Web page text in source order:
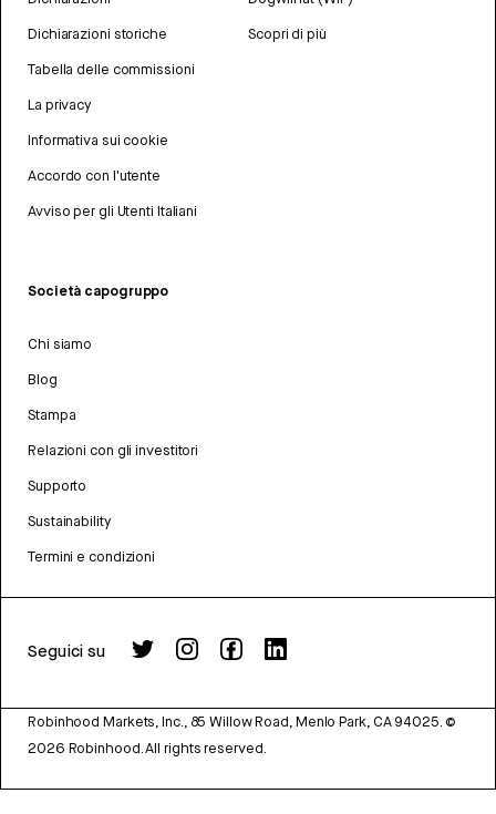
Dichiarazioni storiche
Tabella delle commissioni
La privacy
Informativa sui cookie
Accordo con l'utente
Avviso per gli Utenti Italiani
Scopri di più
Società capogruppo
Chi siamo
Blog
Stampa
Relazioni con gli investitori
Supporto
Sustainability
Termini e condizioni
Seguici su
Robinhood Markets, Inc., 85 Willow Road, Menlo Park, CA 94025. ©
2026 Robinhood. All rights reserved.